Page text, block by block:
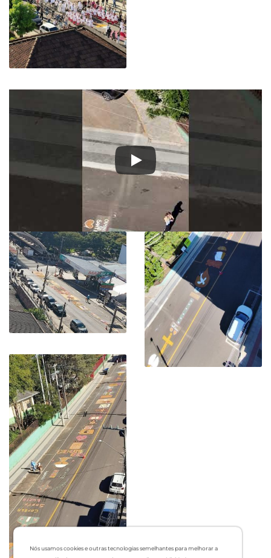
Nós usamos cookies e outras tecnologias semelhantes para melhorar a